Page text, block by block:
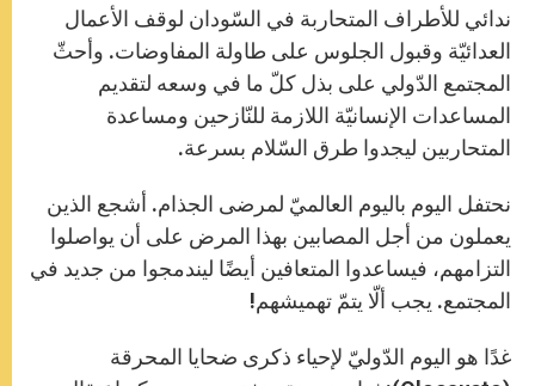
ندائي للأطراف المتحاربة في السّودان لوقف الأعمال
العدائيّة وقبول الجلوس على طاولة المفاوضات. وأحثّ
المجتمع الدّولي على بذل كلّ ما في وسعه لتقديم
المساعدات الإنسانيّة اللازمة للنّازحين ومساعدة
المتحاربين ليجدوا طرق السّلام بسرعة.
نحتفل اليوم باليوم العالميّ لمرضى الجذام. أشجع الذين
يعملون من أجل المصابين بهذا المرض على أن يواصلوا
التزامهم، فيساعدوا المتعافين أيضًا ليندمجوا من جديد في
المجتمع. يجب ألّا يتمّ تهميشهم!
غدًا هو اليوم الدّوليّ لإحياء ذكرى ضحايا المحرقة